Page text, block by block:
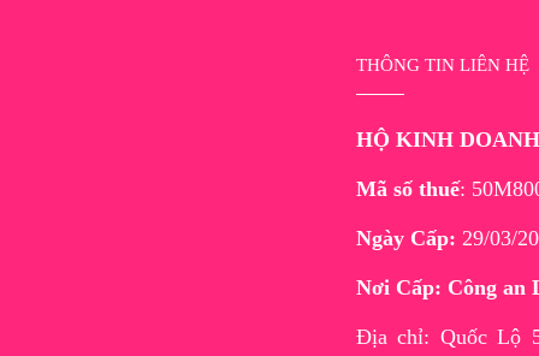
THÔNG TIN LIÊN HỆ
HỘ KINH
Mã số thuế:
Ngày Cấp: 29/03/
Nơi Cấp: Công an
Địa chỉ: Quốc Lộ